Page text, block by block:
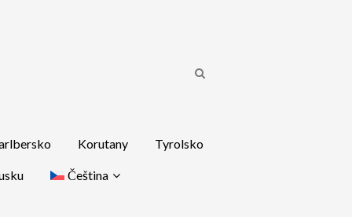
Korutany Tyrolsko
Čeština